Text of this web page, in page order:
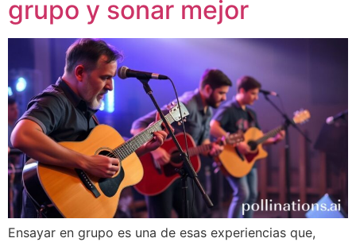
grupo y sonar mejor
Ensayar en grupo es una de esas experiencias que,